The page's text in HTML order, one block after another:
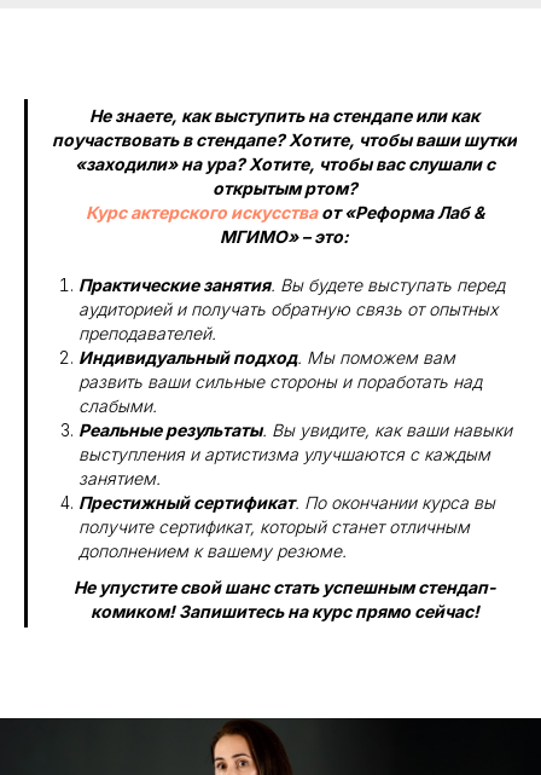
Не знаете, как выступить на стендапе или как
поучаствовать в стендапе? Хотите, чтобы ваши шутки
«заходили» на ура? Хотите, чтобы вас слушали с
открытым ртом?
Курс актерского искусстваот «Реформа Лаб &
МГИМО» – это:
Практические занятия. Вы будете выступать перед
аудиторией и получать обратную связь от опытных
преподавателей.
Индивидуальный подход. Мы поможем вам
развить ваши сильные стороны и поработать над
слабыми.
Реальные результаты. Вы увидите, как ваши навыки
выступления и артистизма улучшаются с каждым
занятием.
Престижный сертификат. По окончании курса вы
получите сертификат, который станет отличным
дополнением к вашему резюме.
Не упустите свой шанс стать успешным стендап-
комиком! Запишитесь на курс прямо сейчас!